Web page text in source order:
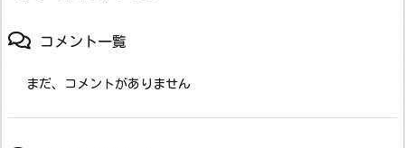
コメント一覧
まだ、コメントがありません